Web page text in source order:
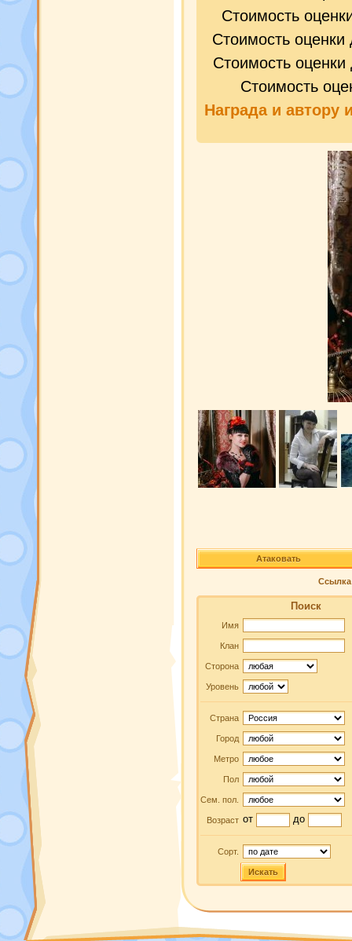
Стоимость
Стоимость
Стоимость
Стоимость
Награда и автору
Атаковать
Ссылка
Поиск
Имя
Клан
Сторона
Уровень
Страна
Город
Метро
Пол
Сем. пол.
Возраст от до
Сорт.
Искать